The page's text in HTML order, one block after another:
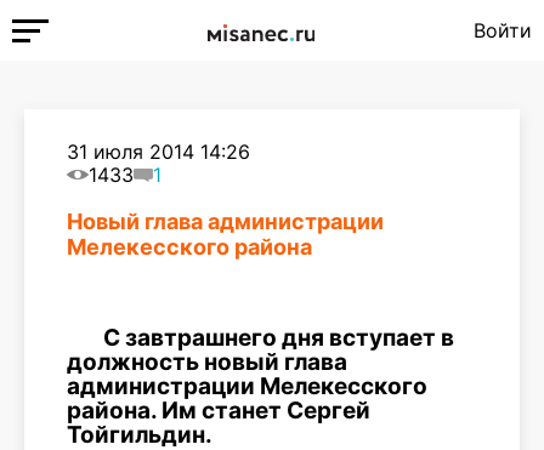
Войти
31 июля 2014 14:26
1433
1
Новый глава администрации
Мелекесского района
С завтрашнего дня вступает в
должность новый глава
администрации Мелекесского
района. Им станет Сергей
Тойгильдин.